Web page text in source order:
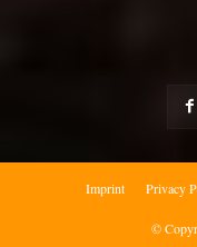
Imprint Privacy
©